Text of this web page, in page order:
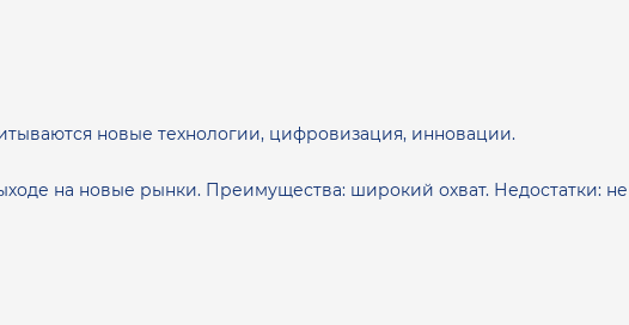
новые технологии, цифровизация, инновации.
на новые рынки. Преимущества: широкий охват. Недостатки: не